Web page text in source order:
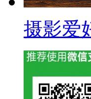
摄影爱